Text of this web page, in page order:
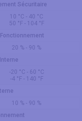
Sécuritaire
10 °C - 40 °C
50 °F - 104 °F
20 % - 90 %
-20 °C - 60 °C
-4 °F - 140 °F
10 % - 90 %